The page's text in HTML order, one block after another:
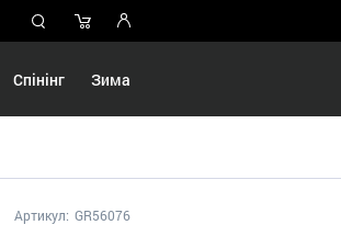
Спінінг Зима
Артикул: GR56076